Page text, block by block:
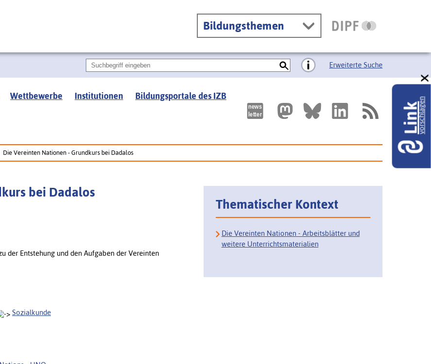
Bildungsthemen
Erweiterte Suche
Wettbewerbe Institutionen Bildungsportale des IZB
Die Vereinten Nationen - Grundkurs bei Dadalos
bei Dadalos
der Entstehung und den Aufgaben der Vereinten
Sozialkunde
Thematischer Kontext
Die Vereinten Nationen - Arbeitsblätter und
weitere Unterrichtsmaterialien
Linkvorschlagen